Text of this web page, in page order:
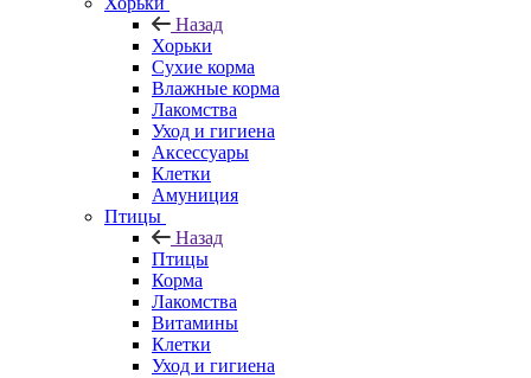
Назад
Хорьки
Сухие корма
Влажные корма
Лакомства
Уход и гигиена
Аксессуары
Клетки
Амуниция
Птицы
Назад
Птицы
Корма
Лакомства
Витамины
Клетки
Уход и гигиена